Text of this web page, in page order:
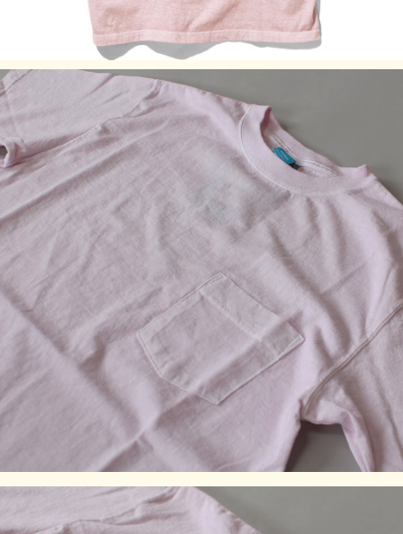
米国製(Made in USA)と日本製(Made in Japan)の在庫が混在
しておりますが、ご注文の際にご指定頂く事はできません。
品質等に違いはありませんので予めご了承ください。
製品染め後に、洗濯、乾燥済みのため、最も縮んでいる状態
です。着用していくうちに詰まっている編み目が緩み、身体
に馴染んでいきます。
※製品染め商品の特性上、一点一点染め上がりのお色やサイ
ズに若干の誤差がございますので予めご了承ください。ま
た、独特のユーズド感のある表情、多少のゆがみや擦れ、縫
い目部分のしわ、編み地の筋やムラなどは製品の特徴です。
素材の持つ不均一感やラフ感をお楽しみください。